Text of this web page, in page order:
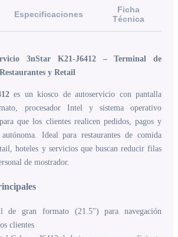
Especificaciones
Ficha
Técnica
3nStar K21-J6412 – Terminal de
y Retail
es un kiosco de autoservicio con pantalla
procesador Intel y sistema operativo
que los clientes realicen pedidos, pagos y
Ideal para restaurantes de comida
hoteles y servicios que buscan reducir filas
de mostrador.
de gran formato (21.5") para navegación
clientes